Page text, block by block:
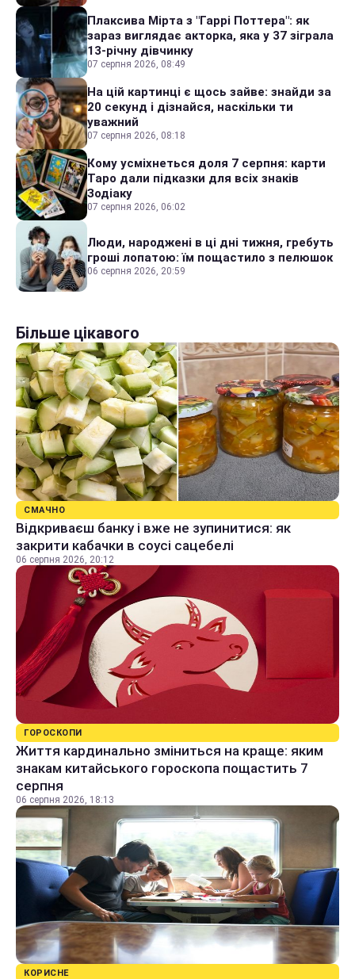
Плаксива Мірта з "Гаррі Поттера": як
зараз виглядає акторка, яка у 37 зіграла
13-річну дівчинку
07 серпня 2026, 08:49
На цій картинці є щось зайве: знайди за
20 секунд і дізнайся, наскільки ти
уважний
07 серпня 2026, 08:18
Кому усміхнеться доля 7 серпня: карти
Таро дали підказки для всіх знаків
Зодіаку
07 серпня 2026, 06:02
Люди, народжені в ці дні тижня, гребуть
гроші лопатою: їм пощастило з пелюшок
06 серпня 2026, 20:59
Більше цікавого
СМАЧНО
Відкриваєш банку і вже не зупинитися: як
закрити кабачки в соусі сацебелі
06 серпня 2026, 20:12
ГОРОСКОПИ
Життя кардинально зміниться на краще: яким
знакам китайського гороскопа пощастить 7
серпня
06 серпня 2026, 18:13
КОРИСНЕ